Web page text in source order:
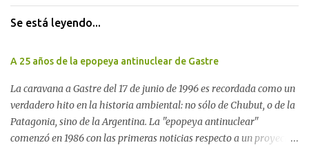
Se está leyendo...
A 25 años de la epopeya antinuclear de Gastre
La caravana a Gastre del 17 de junio de 1996 es recordada como un
verdadero hito en la historia ambiental: no sólo de Chubut, o de la
Patagonia, sino de la Argentina. La "epopeya antinuclear"
comenzó en 1986 con las primeras noticias respecto a un proyecto